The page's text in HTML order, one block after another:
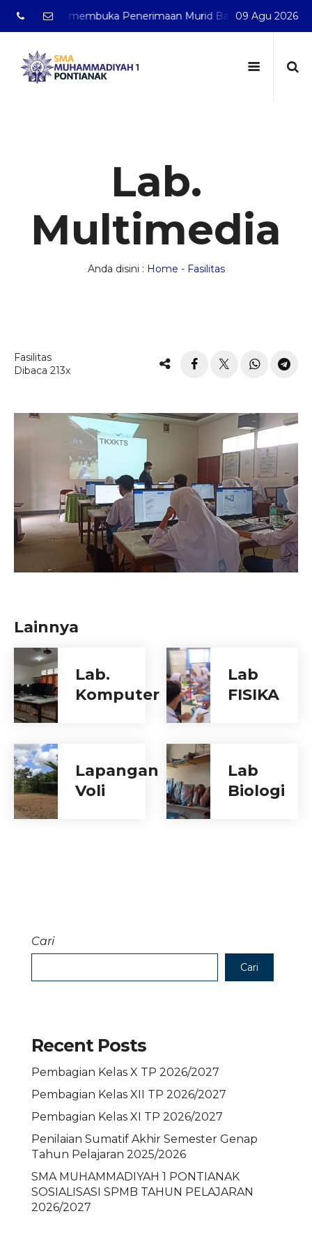
telah membuka Penerimaan Murid Baru Tahun Pelajaran
09 Agu 2026
Lab.
Multimedia
Anda disini : Home - Fasilitas
Fasilitas
Dibaca 213x
Lainnya
Lab.
Komputer
Lab
FISIKA
Lapangan
Voli
Lab
Biologi
Cari
Cari
Recent Posts
Pembagian Kelas X TP 2026/2027
Pembagian Kelas XII TP 2026/2027
Pembagian Kelas XI TP 2026/2027
Penilaian Sumatif Akhir Semester Genap
Tahun Pelajaran 2025/2026
SMA MUHAMMADIYAH 1 PONTIANAK
SOSIALISASI SPMB TAHUN PELAJARAN
2026/2027